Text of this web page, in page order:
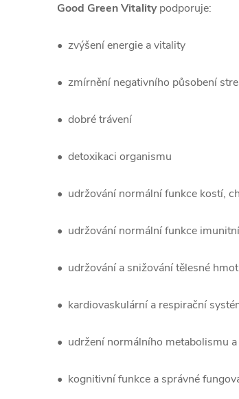
Good Green Vitalitypodporuje:
• zvýšení energie a vitality
• zmírnění negativního působení
• dobré trávení
• detoxikaci organismu
• udržování normální funkce kostí,
• udržování normální funkce
• udržování a snižování tělesné
• kardiovaskulární a respirační
• udržení normálního metabolismu
• kognitivní funkce a správné